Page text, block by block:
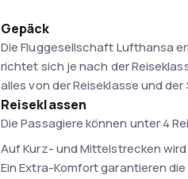
Gepäck
Die Fluggesellschaft Lufthansa
richtet sich je nach der
alles von der Reiseklasse und
Reiseklassen
Die Passagiere können unter 4
Auf Kurz- und Mittelstrecken
Ein Extra-Komfort garantieren